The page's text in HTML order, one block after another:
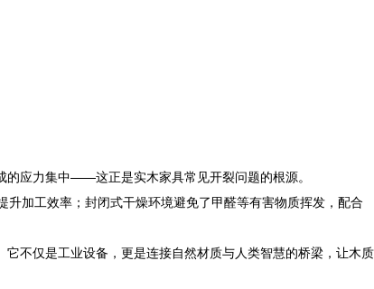
应力集中——这正是实木家具常见开裂问题的根源。
加工效率；封闭式干燥环境避免了甲醛等有害物质挥发，配合
不仅是工业设备，更是连接自然材质与人类智慧的桥梁，让木质